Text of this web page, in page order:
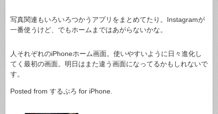
写真関連もいろいろつかうアプリをまとめてたり。Instagramが
一番使うけど、でもホームまではあがらないかな。
人それぞれのiPhoneホーム画面。使いやすいように日々進化し
てく最初の画面。明日はまた違う画面になってるかもしれないで
す。
Posted from するぷろ for iPhone.